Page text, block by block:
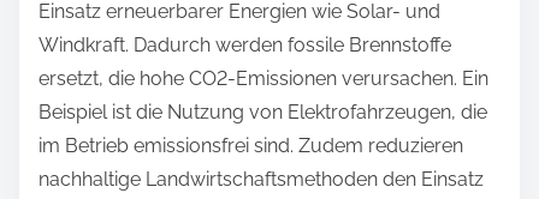
Einsatz erneuerbarer Energien wie Solar- und
Windkraft. Dadurch werden fossile Brennstoffe
ersetzt, die hohe CO2-Emissionen verursachen. Ein
Beispiel ist die Nutzung von Elektrofahrzeugen, die
im Betrieb emissionsfrei sind. Zudem reduzieren
nachhaltige Landwirtschaftsmethoden den Einsatz